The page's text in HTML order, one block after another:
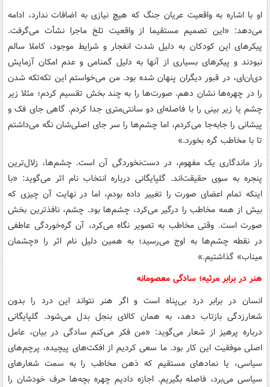
او با اشاره به واقعیت عریان جنگ که هیچ نیازی به اضافات ندارد، ادامه
می‌دهد: «این تصمیم مستقیما از واقعیت تلخ ماجرا نشأت می‌گرفت.
پیکرهای این کودکان به دلیل شدت انفجار و شرایط موجود، کاملا سالم
نبودند و پیکرهای بسیاری از آنها به دلیل گمنامی و عدم امکان آزمایش
دی‌ان‌ای، در قبور دیگران پنهان شده بود. من می‌خواستم این تکه‌تکه شدن
را در چهره‌ها نشان دهم. صورت‌ها را به چند بخش تقسیم کردم؛ مثلا زیر
چشم یا زیر بینی را با فاصله‌ای دو سانتی‌متری جدا کردم. گاهی جای فک و
پیشانی را جابه‌جا می‌کردم، اما چشم‌ها را سر جای اصلی‌شان نگه می‌داشتم
تا با مخاطب گره بخورد.»
راز ماندگاری یک مفهوم، در دست‌نخوردگی آن است. چشم‌ها، زلال‌ترین
پنجره به سوی حقیقت‌اند. گلپایگانی درباره انتخاب نام اثر می‌گوید: «با
اینکه تمام اعضای صورت را تغییر داده بودم، اما در نهایت آن چیزی که
بیش از همه مخاطب را درگیر می‌کرد، چشم‌ها بود. چشم، نافذترین بخش
صورت است. وقتی مخاطب به تصویر نگاه می‌کرد، آن گره‌خوردگی عاطفی
در نقطه چشم‌ها به اوج می‌رسید؛ به همین دلیل نام اثر را «چشمان
میناب» گذاشتیم.»
هنر در برابر مرثیه؛ سادگی معصومانه
انسان در برابر درد بی‌پناه است و اگر هنر نتواند این درد را بدون
شعارزدگی بازتاب دهد، به همان کالای بنجل بدل می‌شود. گلپایگانی
درباره پرهیز از شعار می‌گوید: «من فکر می‌کنم سادگی در بیان، عامل
اصلی موفقیت این کار بود. ما سعی کردیم از افکت‌های پیچیده، پرچم‌های
سیاسی، یا نمادهای مستقیم که ذهن مخاطب را به سمت شعارهای
سیاسی می‌برد، فاصله بگیریم. اجازه دادیم چهره بچه‌ها حرف خودشان را